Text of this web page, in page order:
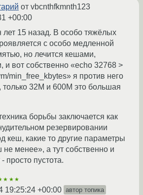
от vbcnthfkmnth123
+00:00
15 назад. В особо тяжёлых
с особо медленной
но лечится кешами,
и вот собственно «echo 32768 >
min_free_kbytes» я против него
только 32М и 600М это большая
борьбы заключается как
резервировании
кеш, какие то другие параметры
не менее», а тут собственно и
просто пустота.
19:25:24 +00:00 автор топика